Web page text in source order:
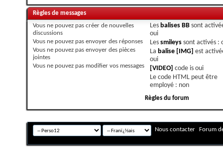
Règles de messages
Vous ne pouvez pas créer de nouvelles
discussions
Vous ne pouvez pas envoyer des réponses
Vous ne pouvez pas envoyer des pièces
jointes
Vous ne pouvez pas modifier vos messages
Les balises BBsont
oui
Les smileyssont activés :
La balise [IMG]
est
oui
[VIDEO] code is oui
Le code HTML peut être
employé : non
Règles du forum
Nous contacter Forum